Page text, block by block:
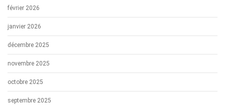
février 2026
janvier 2026
décembre 2025
novembre 2025
octobre 2025
septembre 2025